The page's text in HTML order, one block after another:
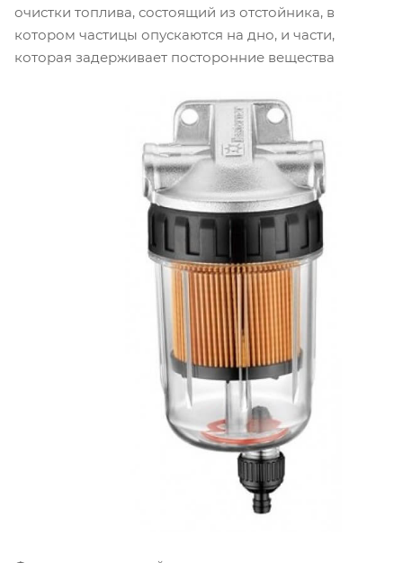
очистки топлива, состоящий из отстойника, в
котором частицы опускаются на дно, и части,
которая задерживает посторонние вещества